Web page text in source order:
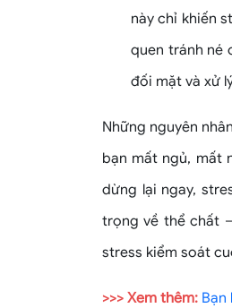
này chỉ khiến
quen tránh né
đối mặt và xử
Những nguyên
bạn mất ngủ, mất
dừng lại ngay,
trọng về thể chất
stress kiểm soát
>>> Xem thêm: Bạn